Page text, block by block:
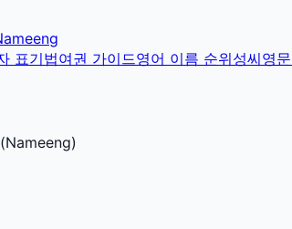
표기법여권 가이드영어 이름 순위성씨영